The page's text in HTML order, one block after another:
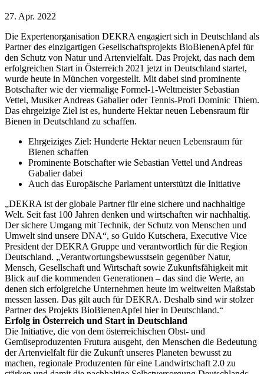
27. Apr. 2022
Die Expertenorganisation DEKRA engagiert sich in Deutschland als
Partner des einzigartigen Gesellschaftsprojekts BioBienenApfel für
den Schutz von Natur und Artenvielfalt. Das Projekt, das nach dem
erfolgreichen Start in Österreich 2021 jetzt in Deutschland startet,
wurde heute in München vorgestellt. Mit dabei sind prominente
Botschafter wie der viermalige Formel-1-Weltmeister Sebastian
Vettel, Musiker Andreas Gabalier oder Tennis-Profi Dominic Thiem.
Das ehrgeizige Ziel ist es, hunderte Hektar neuen Lebensraum für
Bienen in Deutschland zu schaffen.
Ehrgeiziges Ziel: Hunderte Hektar neuen Lebensraum für
Bienen schaffen
Prominente Botschafter wie Sebastian Vettel und Andreas
Gabalier dabei
Auch das Europäische Parlament unterstützt die Initiative
„DEKRA ist der globale Partner für eine sichere und nachhaltige
Welt. Seit fast 100 Jahren denken und wirtschaften wir nachhaltig.
Der sichere Umgang mit Technik, der Schutz von Menschen und
Umwelt sind unsere DNA“, so Guido Kutschera, Executive Vice
President der DEKRA Gruppe und verantwortlich für die Region
Deutschland. „Verantwortungsbewusstsein gegenüber Natur,
Mensch, Gesellschaft und Wirtschaft sowie Zukunftsfähigkeit mit
Blick auf die kommenden Generationen – das sind die Werte, an
denen sich erfolgreiche Unternehmen heute im weltweiten Maßstab
messen lassen. Das gilt auch für DEKRA. Deshalb sind wir stolzer
Partner des Projekts BioBienenApfel hier in Deutschland.“
Erfolg in Österreich und Start in Deutschland
Die Initiative, die von dem österreichischen Obst- und
Gemüseproduzenten Frutura ausgeht, den Menschen die Bedeutung
der Artenvielfalt für die Zukunft unseres Planeten bewusst zu
machen, regionale Produzenten für eine Landwirtschaft 2.0 zu